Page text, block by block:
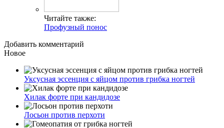
Читайте также:
Профузный понос
Добавить комментарий
Новое
Уксусная эссенция с яйцом против грибка ногтей
Хилак форте при кандидозе
Лосьон против перхоти